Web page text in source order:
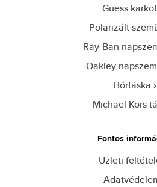
Guess
Polarizált
Ray-Ban
Oakley
Bőrtáska
Michael Kors
Fontos
Üzleti